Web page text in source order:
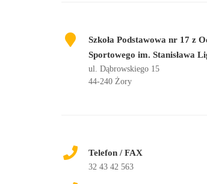
Szkoła Podstawowa nr 17 z
Sportowego im. Stanisława
ul. Dąbrowskiego 15
44-240 Żory
Telefon / FAX
32 43 42 563